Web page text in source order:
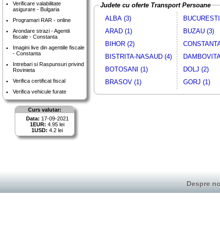
Verificare valabilitate
asigurare - Bulgaria
Programari RAR - online
Arondare strazi - Agentii
fiscale - Constanta
Imagini live din agentiile fiscale
- Constanta
Intrebari si Raspunsuri privind
Rovinieta
Verifica certificat fiscal
Verifica vehicule furate
Curs valutar:
Data: 17-09-2021
1EUR: 4.95 lei
1USD: 4.2 lei
Judete cu oferte Transport Persoane
ALBA (3)
ARAD (1)
BIHOR (2)
BISTRITA-NASAUD (4)
BOTOSANI (1)
BRASOV (1)
BUZAU (3)
DOLJ (2)
GORJ (1)
Despre